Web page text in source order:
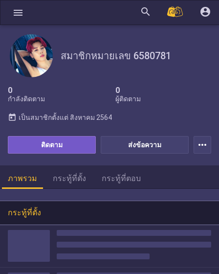
menu search account_circle
สมาชิกหมายเลข 6580781
0
กำลังติดตาม
0
ผู้ติดตาม
ส่งข้อความ
ติดตาม
today เป็นสมาชิกตั้งแต่ สิงหาคม 2564
more_horiz
ภาพรวม กระทู้ที่ตั้ง กระทู้ที่ตอบ
กระทู้ที่ตั้ง